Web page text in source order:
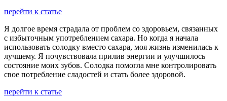
перейти к статье
Я долгое время страдала от проблем со здоровьем, связанных
с избыточным употреблением сахара. Но когда я начала
использовать солодку вместо сахара, моя жизнь изменилась к
лучшему. Я почувствовала прилив энергии и улучшилось
состояние моих зубов. Солодка помогла мне контролировать
свое потребление сладостей и стать более здоровой.
перейти к статье